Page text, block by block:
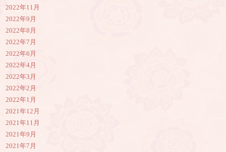
2022年11月
2022年9月
2022年8月
2022年7月
2022年6月
2022年4月
2022年3月
2022年2月
2022年1月
2021年12月
2021年11月
2021年9月
2021年7月